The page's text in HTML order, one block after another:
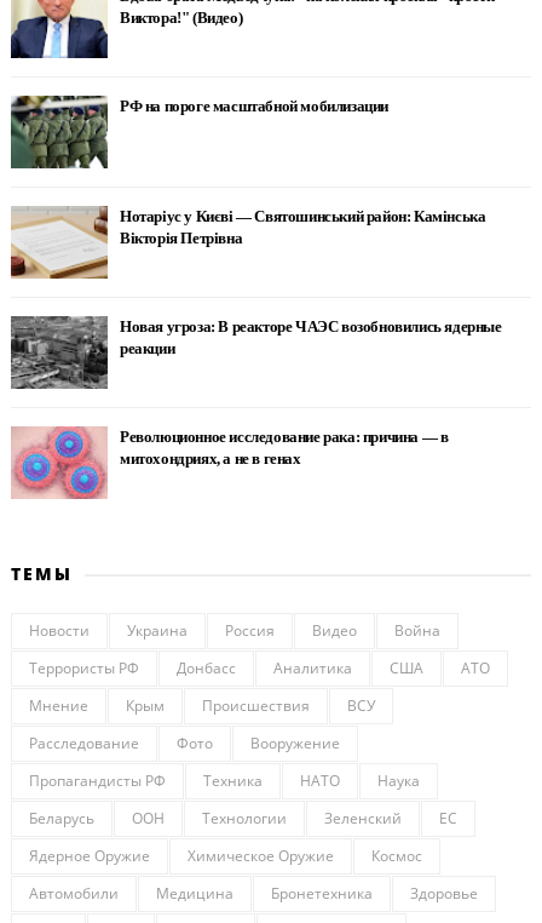
Виктора!" (Видео)
РФ на пороге масштабной мобилизации
Нотаріус у Києві — Святошинський район: Камінська
Вікторія Петрівна
Новая угроза: В реакторе ЧАЭС возобновились ядерные
реакции
Революционное исследование рака: причина — в
митохондриях, а не в генах
ТЕМЫ
Новости Украина Россия Видео
Война
Террористы РФ
Донбасс Аналитика США
АТО
Мнение
Крым Происшествия
ВСУ
Расследование
Фото
Вооружение
Пропагандисты РФ
Техника НАТО
Наука
Беларусь
ООН Технологии Зеленский
ЕС
Ядерное Оружие
Химическое Оружие
Космос
Автомобили
Медицина Бронетехника
Здоровье